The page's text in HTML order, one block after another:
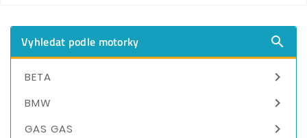
Vyhledat podle motorky 
BETA 
BMW 
GAS GAS 